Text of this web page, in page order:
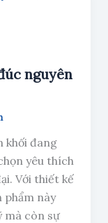
nguyên
khối đang
yêu thích
Với thiết kế
phẩm này
mà còn sự